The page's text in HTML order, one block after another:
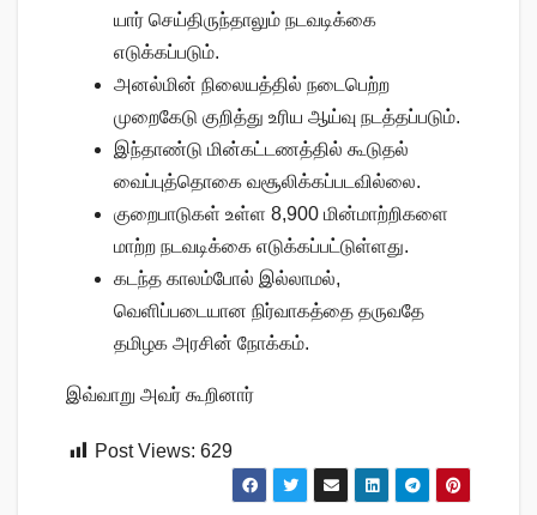
யார் செய்திருந்தாலும் நடவடிக்கை
எடுக்கப்படும்.
அனல்மின் நிலையத்தில் நடைபெற்ற
முறைகேடு குறித்து உரிய ஆய்வு நடத்தப்படும்.
இந்தாண்டு மின்கட்டணத்தில் கூடுதல்
வைப்புத்தொகை வசூலிக்கப்படவில்லை.
குறைபாடுகள் உள்ள 8,900 மின்மாற்றிகளை
மாற்ற நடவடிக்கை எடுக்கப்பட்டுள்ளது.
கடந்த காலம்போல் இல்லாமல்,
வெளிப்படையான நிர்வாகத்தை தருவதே
தமிழக அரசின் நோக்கம்.
இவ்வாறு அவர் கூறினார்
Post Views: 629